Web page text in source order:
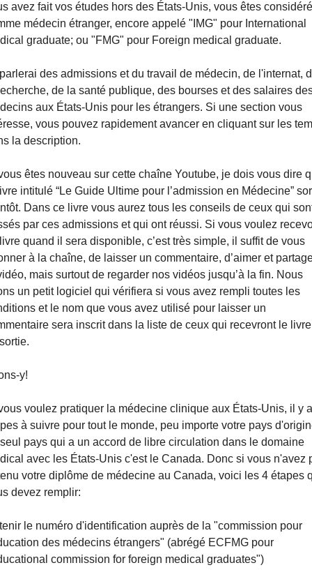
avez fait vos études hors des États-Unis, vous êtes considéré
médecin étranger, encore appelé "IMG" pour International
graduate; ou "FMG" pour Foreign medical graduate.
des admissions et du travail de médecin, de l'internat,
de la santé publique, des bourses et des salaires
aux États-Unis pour les étrangers. Si une section vous
vous pouvez rapidement avancer en cliquant sur les
la description.
êtes nouveau sur cette chaîne Youtube, je dois vous dire
intitulé “Le Guide Ultime pour l’admission en Médecine”
Dans ce livre vous aurez tous les conseils de ceux qui
par ces admissions et qui ont réussi. Si vous voulez
quand il sera disponible, c’est très simple, il suffit de vous
à la chaîne, de laisser un commentaire, d’aimer et
mais surtout de regarder nos vidéos jusqu’à la fin. Nous
un petit logiciel qui vérifiera si vous avez rempli toutes les
et le nom que vous avez utilisé pour laisser un
sera inscrit dans la liste de ceux qui recevront le
y!
voulez pratiquer la médecine clinique aux États-Unis, il y
à suivre pour tout le monde, peu importe votre pays
pays qui a un accord de libre circulation dans le domaine
avec les États-Unis c'est le Canada. Donc si vous n'avez
votre diplôme de médecine au Canada, voici les 4 étapes
devez remplir:
le numéro d'identification auprès de la "commission pour
des médecins étrangers" (abrégé ECFMG pour
commission for foreign medical graduates")